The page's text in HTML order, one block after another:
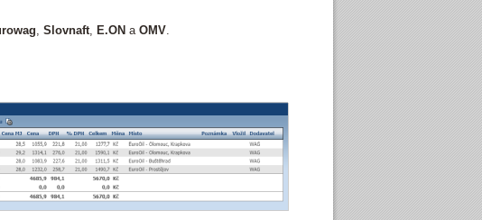
Slovnaft E.ON a OMV